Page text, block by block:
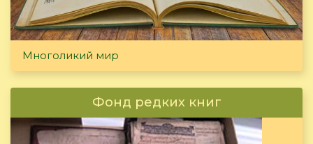
Многоликий мир
Фонд редких книг